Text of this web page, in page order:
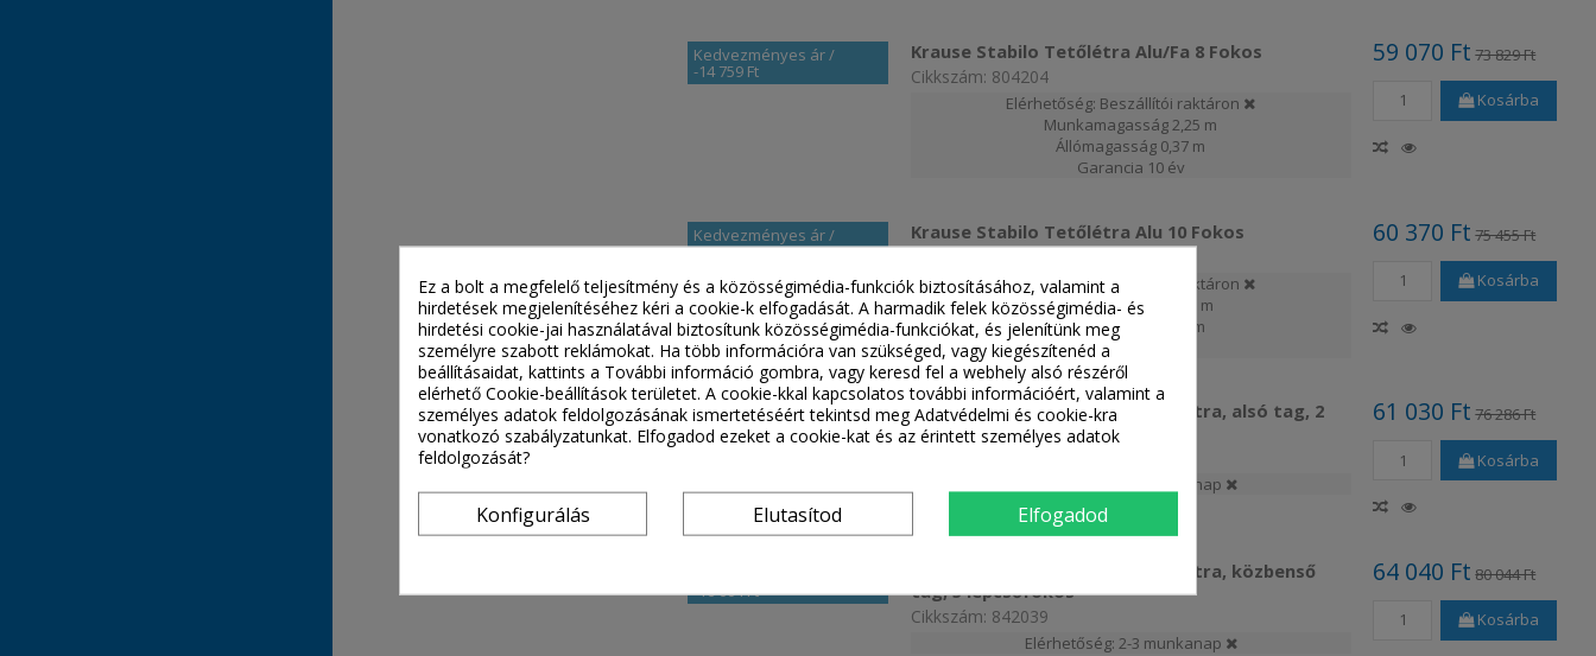
Kedvezményes ár/
-14 759 Ft
Krause Stabilo Tetőlétra Alu/Fa 8 Fokos
Cikkszám: 804204
Elérhetőség: Beszállítói raktáron
Munkamagasság2,25 m
Állómagasság 0,37 m
Garancia 10 év
59 070 Ft 73 829 Ft
Kosárba
Kedvezményes ár/
-15 085 Ft
Krause Stabilo Tetőlétra Alu 10 Fokos
Elérhetőség: Beszállítói raktáron
Munkamagasság
2,8 m
Állómagasság
0,37 m
Garancia
60 370 Ft 75 455 Ft
Kosárba
Kedvezményes ár/
-15 256 Ft
Krause STABILO Ablaktisztító létra, alsó tag, 2
R13 lépcsőfokos
Elérhetőség: 2-3 munkanap
61 030 Ft 76 286 Ft
Kosárba
-16 004 Ft
Krause STABILO Ablaktisztító létra, közbenső
tag, 5 lépcsőfokos
Cikkszám: 842039
Elérhetőség: 2-3 munkanap
64 040 Ft 80 044 Ft
Kosárba
Ez a bolt a megfelelő teljesítmény és a közösségimédia-funkciók biztosításához, valamint a
hirdetések megjelenítéséhez kéri a cookie-k elfogadását. A harmadik felek közösségimédia- és
hirdetési cookie-jai használatával biztosítunk közösségimédia-funkciókat, és jelenítünk meg
személyre szabott reklámokat. Ha több információra van szükséged, vagy kiegészítenéd a
beállításaidat, kattints a További információ gombra, vagy keresd fel a webhely alsó részéről
elérhető Cookie-beállítások területet. A cookie-kkal kapcsolatos további információért, valamint a
személyes adatok feldolgozásának ismertetéséért tekintsd meg Adatvédelmi és cookie-kra
vonatkozó szabályzatunkat. Elfogadod ezeket a cookie-kat és az érintett személyes adatok
feldolgozását?
Konfigurálás Elutasítod Elfogadod